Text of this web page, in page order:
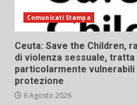
Comunicati Stampa
Ceuta: Save the Children,
di violenza sessuale,
particolarmente
protezione
6 Agosto 2026